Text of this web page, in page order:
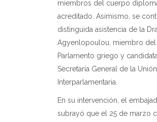
miembros del cuerpo
acreditado. Asimismo, se
distinguida asistencia de la Dra.
Agyenlopoulou, miembro del
Parlamento griego y
Secretaría General de la Unión
Interparlamentaria.
En su intervención, el
subrayó que el 25 de marzo